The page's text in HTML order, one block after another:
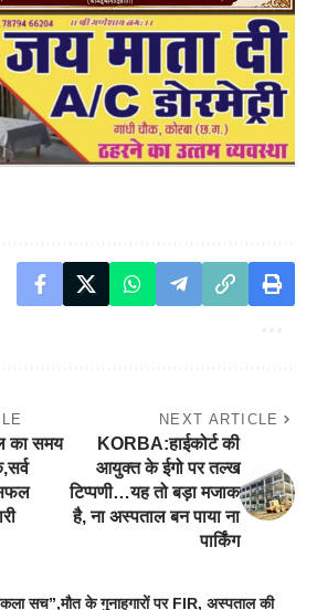
का समय
NEXT ARTICLE
KORBA:हाईकोर्ट की
आयुक्त के ईगो पर तल्ख
टिप्पणी…यह तो बड़ा मजाक
है, ना अस्पताल बन पाया ना
पार्किंग
सच”,मौत के गुनाहगारों पर FIR, अस्पताल की